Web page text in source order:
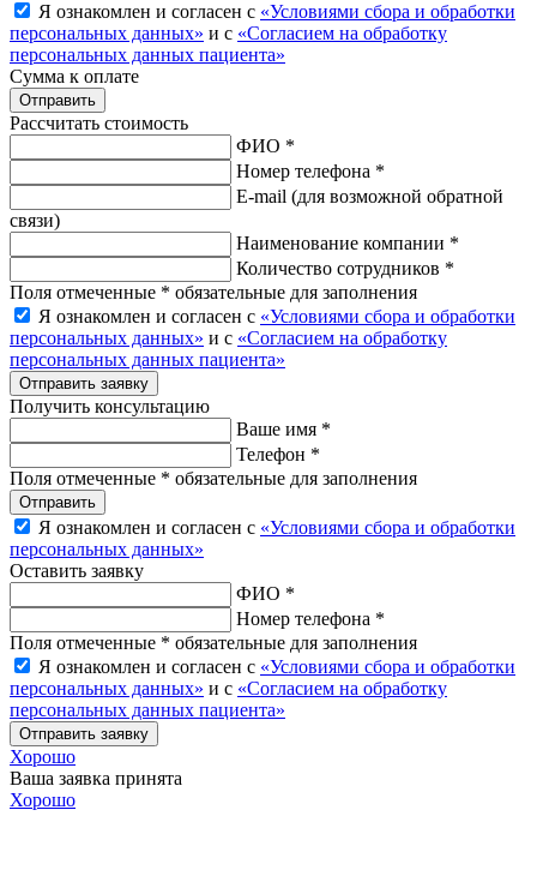
Я ознакомлен и согласен с «Условиями сбора и обработки
персональных данных» и с «Согласием на обработку
персональных данных пациента»
Сумма к оплате
Рассчитать стоимость
ФИО *
Номер телефона *
E-mail (для возможной обратной
связи)
Наименование компании *
Количество сотрудников *
Поля отмеченные * обязательные для заполнения
Я ознакомлен и согласен с «Условиями сбора и обработки
персональных данных» и с «Согласием на обработку
персональных данных пациента»
Отправить заявку
Получить консультацию
Ваше имя *
Телефон *
Поля отмеченные * обязательные для заполнения
Отправить
Я ознакомлен и согласен с «Условиями сбора и обработки
персональных данных»
Оставить заявку
ФИО *
Номер телефона *
Поля отмеченные * обязательные для заполнения
Я ознакомлен и согласен с «Условиями сбора и обработки
персональных данных» и с «Согласием на обработку
персональных данных пациента»
Отправить заявку
Хорошо
Ваша заявка принята
Хорошо